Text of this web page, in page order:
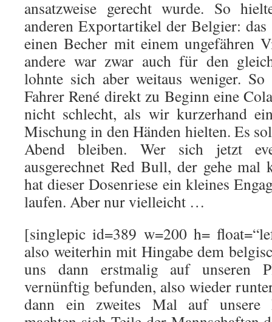
ansatzweise gerecht wurde. So
anderen Exportartikel der Belgier:
einen Becher mit einem ungefähren
andere war zwar auch für den
lohnte sich aber weitaus weniger.
Fahrer René direkt zu Beginn eine
nicht schlecht, als wir kurzerhand
Mischung in den Händen hielten. Es
Abend bleiben. Wer sich jetzt
ausgerechnet Red Bull, der gehe
hat dieser Dosenriese ein kleines
laufen. Aber nur vielleicht …
[singlepic id=389 w=200 h=
also weiterhin mit Hingabe dem
uns dann erstmalig auf unseren
vernünftig befunden, also wieder
dann ein zweites Mal auf unsere